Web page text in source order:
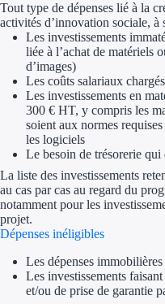
Tout type de dépenses lié à la
activités d’innovation sociale, à
Les investissements
liée à l’achat de matériels
d’images)
Les coûts salariaux
Les investissements en
300 € HT, y compris les
soient aux normes
les logiciels
Le besoin de trésorerie qui
La liste des investissements
au cas par cas au regard du
notamment pour les
projet.
Dépenses inéligibles
Les dépenses immobilières
Les investissements
et/ou de prise de garantie